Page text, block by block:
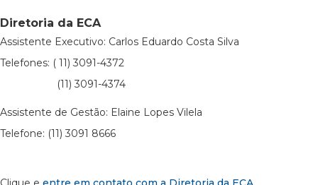
Diretoria da ECA
Assistente Executivo: Carlos Eduardo Costa Silva
Telefones: ( 11) 3091-4372
(11) 3091-4374
Assistente de Gestão: Elaine Lopes Vilela
Telefone: (11) 3091 8666